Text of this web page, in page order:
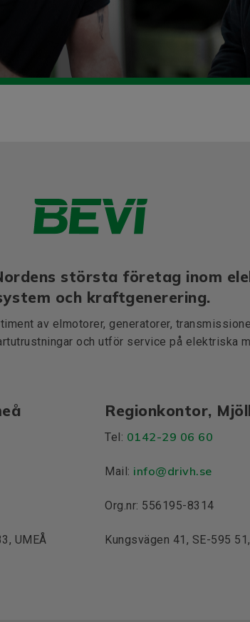
största företag inom
och kraftgenerering.
av elmotorer, generatorer,
och utför service på elektriska
UMEÅ
Regionkontor,
Tel: 0142-29 06 60
Mail: info@drivh.se
Org.nr: 556195-8314
Kungsvägen 41, SE-595